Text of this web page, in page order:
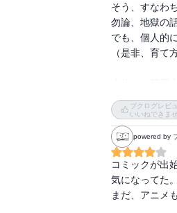
そう、すなわ
勿論、地獄の
でも、個人的
（是非、育て
常を描いた作
地獄の話、と
いた。
だが、ホラー
程の面白い作品
ブクログレビ
いいねできま
powered by
コミックが出
気になってた。
まだ、アニメ